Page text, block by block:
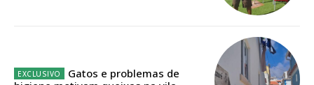
Escolha o plano de assinatura desejado:
Gatos e problemas de